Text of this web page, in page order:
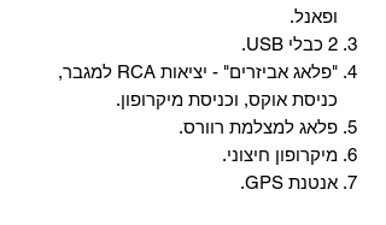
ופאנל.
2 כבלי USB.
"פלאג אביזרים" - יציאות RCA למגבר,
כניסת אוקס, וכניסת מיקרופון.
פלאג למצלמת רוורס.
מיקרופון חיצוני.
אנטנת GPS.